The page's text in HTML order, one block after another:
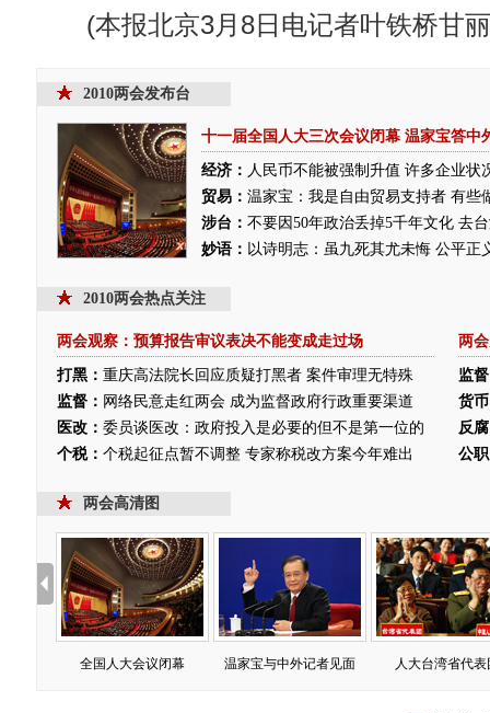
(本报北京3月8日电记者叶铁桥甘
2010两会发布台
十一届全国人大三次会议闭幕 温家宝答中
经济： 人民币不能被强制升值 许多企业状
贸易： 温家宝：我是自由贸易支持者 有些
涉台： 不要因50年政治丢掉5千年文化 去
妙语： 以诗明志：虽九死其尤未悔 公平正
2010两会热点关注
两会观察：预算报告审议表决不能变成走过场
打黑： 重庆高法院长回应质疑打黑者 案件审理无特殊
监督： 网络民意走红两会 成为监督政府行政重要渠道
医改： 委员谈医改：政府投入是必要的但不是第一位的
个税： 个税起征点暂不调整 专家称税改方案今年难出
两
监
货
反
公
两会高清图
全国人大会议闭幕 温家宝与中外记者见面 人大台湾省代表